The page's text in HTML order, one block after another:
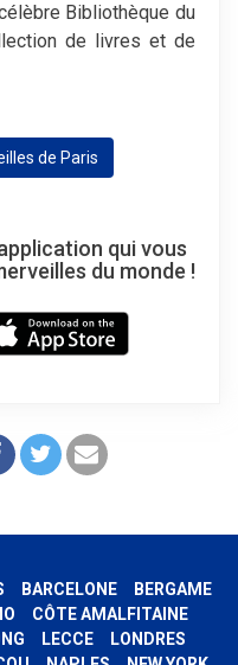
Bibliothèque du
de livres et de
de Paris
qui vous
du monde !
BARCELONE
BERGAME
CÔTE AMALFITAINE
LECCE
LONDRES